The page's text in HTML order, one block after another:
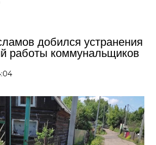
добился устранения
работы коммунальщиков